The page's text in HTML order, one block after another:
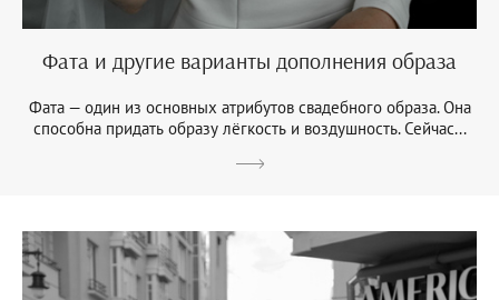
Фата и другие варианты дополнения образа
Фата — один из основных атрибутов свадебного образа. Она
способна придать образу лёгкость и воздушность. Сейчас...